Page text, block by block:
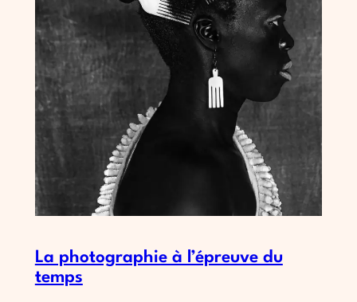
La photographie à l’épreuve du
temps